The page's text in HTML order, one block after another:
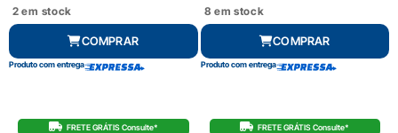
2 em stock
COMPRAR
Produto com entrega
8 em stock
COMPRAR
Produto com entrega
FRETE GRÁTIS Consulte* FRETE GRÁTIS Consulte*